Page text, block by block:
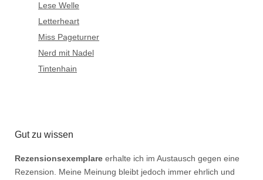
Lese Welle
Letterheart
Miss Pageturner
Nerd mit Nadel
Tintenhain
Gut zu wissen
Rezensionsexemplare erhalte ich im Austausch gegen eine
Rezension. Meine Meinung bleibt jedoch immer ehrlich und